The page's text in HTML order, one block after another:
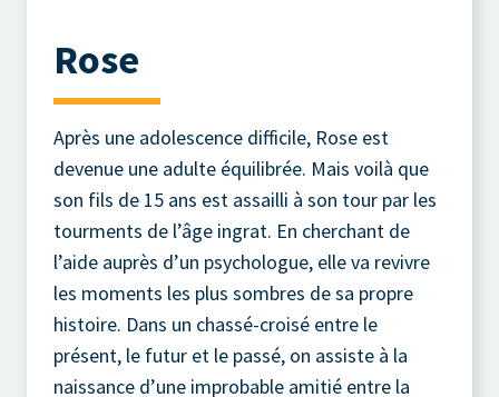
Rose
Après une adolescence difficile, Rose est
devenue une adulte équilibrée. Mais voilà que
son fils de 15 ans est assailli à son tour par les
tourments de l’âge ingrat. En cherchant de
l’aide auprès d’un psychologue, elle va revivre
les moments les plus sombres de sa propre
histoire. Dans un chassé-croisé entre le
présent, le futur et le passé, on assiste à la
naissance d’une improbable amitié entre la